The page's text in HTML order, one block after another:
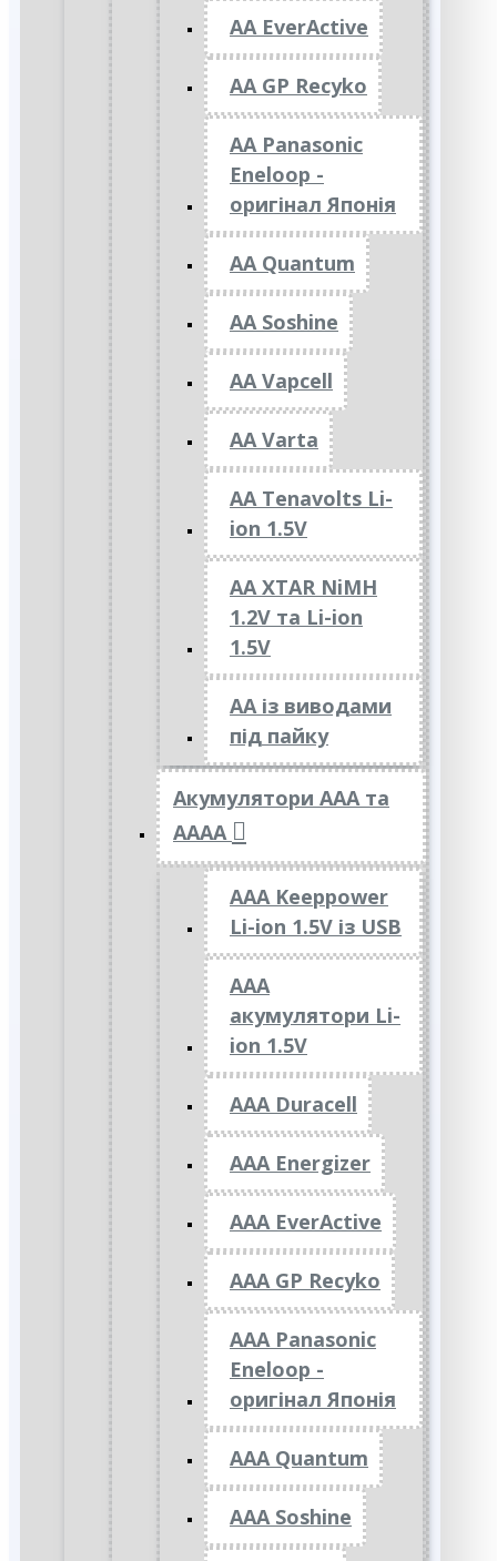
AA EverActive
AA GP Recyko
AA Panasonic
Eneloop -
оригінал Японія
AA Quantum
AA Soshine
AA Vapcell
AA Varta
AA Tenavolts Li-
ion 1.5V
AA XTAR NiMH
1.2V та Li-ion
1.5V
АА із виводами
під пайку
Акумулятори ААА та
АААА
AAA Keeppower
Li-ion 1.5V із USB
ААА
акумулятори Li-
ion 1.5V
AAA Duracell
AAA Energizer
AAA EverActive
AAA GP Recyko
AAA Panasonic
Eneloop -
оригінал Японія
AAA Quantum
AAA Soshine